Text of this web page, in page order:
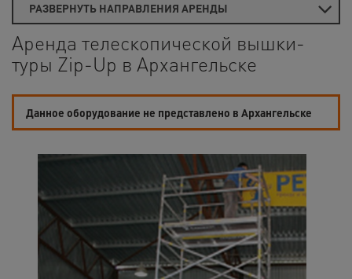
РАЗВЕРНУТЬ НАПРАВЛЕНИЯ АРЕНДЫ
Аренда телескопической вышки-
туры Zip-Up в Архангельске
Данное оборудование не представлено в Архангельске